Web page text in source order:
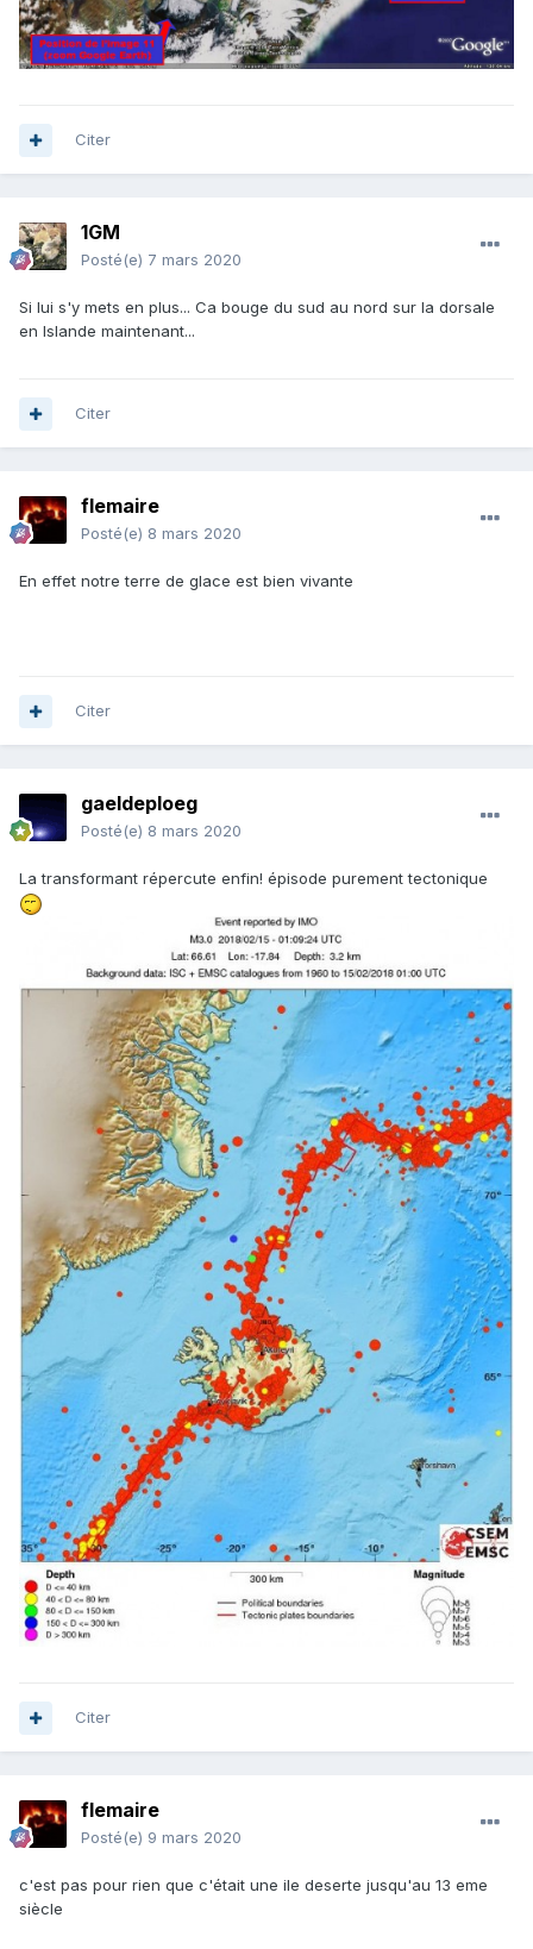
Citer
1GM
Posté(e) 7 mars 2020
Si lui s'y mets en plus... Ca bouge du sud au nord sur la dorsale
en Islande maintenant...
Citer
flemaire
Posté(e) 8 mars 2020
En effet notre terre de glace est bien vivante
Citer
gaeldeploeg
Posté(e) 8 mars 2020
La transformant répercute enfin! épisode purement tectonique
Citer
flemaire
Posté(e) 9 mars 2020
c'est pas pour rien que c'était une ile deserte jusqu'au 13 eme
siècle